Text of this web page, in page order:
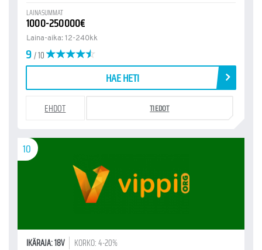
LAINASUMMAT
1000-250000€
Laina-aika: 12-240kk
9/ 10
HAE HETI
EHDOT TIEDOT
10
IKÄRAJA: 18V KORKO: 4-20%